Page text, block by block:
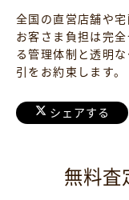
全国の直営店舗や宅
お客さま負担は完
る管理体制と透明
引をお約束します。
シェアする
無料査